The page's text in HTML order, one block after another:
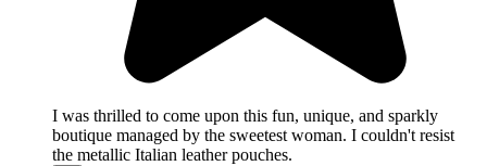
I was thrilled to come upon this fun, unique, and sparkly
boutique managed by the sweetest woman. I couldn't resist
the metallic Italian leather pouches.